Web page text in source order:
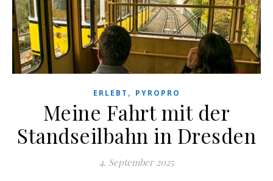
ERLEBT , PYROPRO
Meine Fahrt mit der
Standseilbahn in Dresden
4. September 2025